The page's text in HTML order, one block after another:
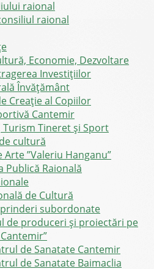
raional
raional
Economie, Dezvoltare
Investițiilor
Învățământ
Creație al Copiilor
Cantemir
Turism Tineret și Sport
cultură
Arte ”Valeriu Hanganu”
Publică Raională
de Cultură
subordonate
de produceri și proiectări pe
de Sanatate Cantemir
de Sanatate Baimaclia